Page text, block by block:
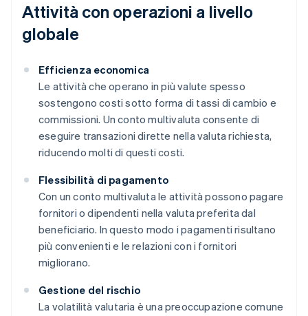
Attività con operazioni a livello
globale
Efficienza economica
Le attività che operano in più valute spesso
sostengono costi sotto forma di tassi di cambio e
commissioni. Un conto multivaluta consente di
eseguire transazioni dirette nella valuta richiesta,
riducendo molti di questi costi.
Flessibilità di pagamento
Con un conto multivaluta le attività possono pagare
fornitori o dipendenti nella valuta preferita dal
beneficiario. In questo modo i pagamenti risultano
più convenienti e le relazioni con i fornitori
migliorano.
Gestione del rischio
La volatilità valutaria è una preoccupazione comune